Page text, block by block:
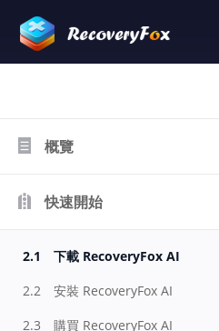
概覽
快速開始
2.1
下載 RecoveryFox AI
2.2
安裝 RecoveryFox AI
2.3
購買 RecoveryFox AI